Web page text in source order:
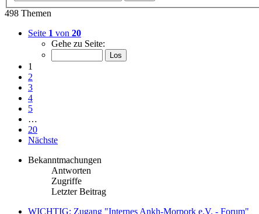
498 Themen
Seite 1 von 20
Gehe zu Seite:
1
2
3
4
5
…
20
Nächste
Bekanntmachungen
Antworten
Zugriffe
Letzter Beitrag
WICHTIG: Zugang "Internes Ankh-Morpork e.V. - Forum"